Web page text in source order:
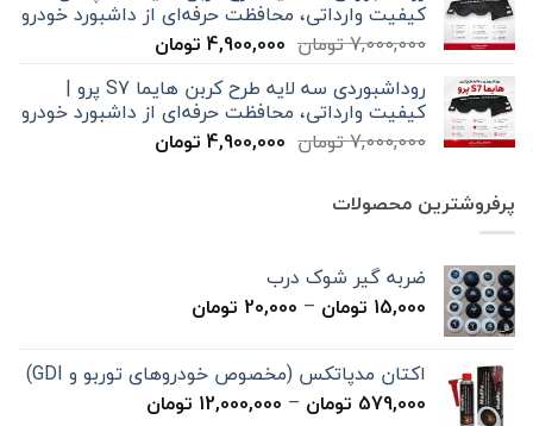
بود. است.
کیفیت وارداتی، محافظت حرفه‌ای از داشبورد خودرو
7,000,000تومان قیمت
7,000,000 تومان
بود.
4,900,000 تومانقیمت
4,900,000 تومان
است.
روداشبوردی سه‌ لایه طرح کربن هایما S7 پرو |
کیفیت وارداتی، محافظت حرفه‌ای از داشبورد خودرو
7,000,000تومان قیمت
4,900,000 تومانقیمت
پرفروشترین محصولات
ضربه گیر شوک درب
15,000 تومان –
20,000 تومان
تا
20,000 تومان
اکتان مدپاتکس (مخصوص خودروهای توربو و GDI)
579,000 تومان –
12,000,000 تومان